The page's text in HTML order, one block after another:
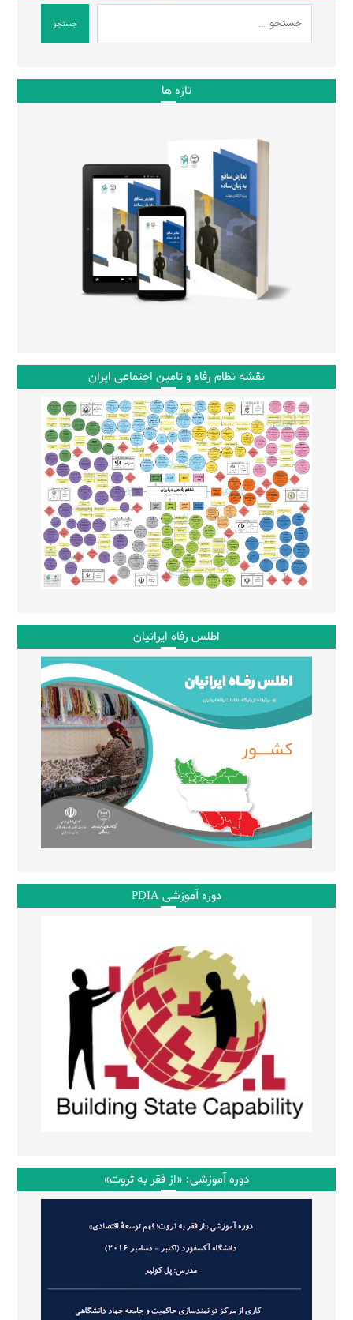
جستجو
تازه ها
نقشه نظام رفاه و تامین اجتماعی ایران
اطلس رفاه ایرانیان
دوره آموزشی PDIA
دوره آموزشی: «از فقر به ثروت»